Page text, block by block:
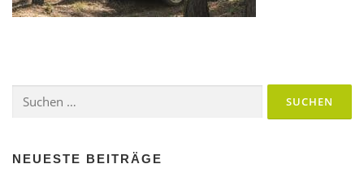
nach:
NEUESTE BEITRÄGE